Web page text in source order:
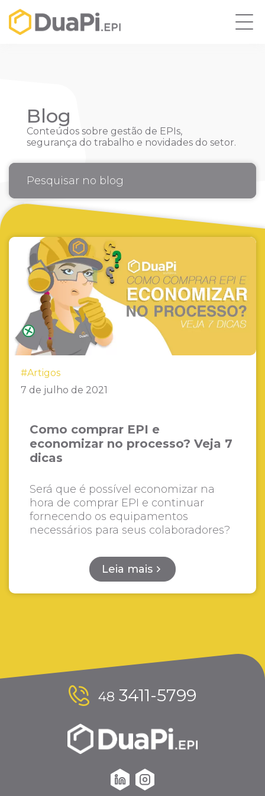
Blog
Conteúdos sobre gestão de EPIs,
segurança do trabalho e novidades do setor.
#Artigos
7 de julho de 2021
Como comprar EPI e
economizar no processo? Veja 7
dicas
Será que é possível economizar na
hora de comprar EPI e continuar
fornecendo os equipamentos
necessários para seus colaboradores?
Leia mais
48 3411-5799